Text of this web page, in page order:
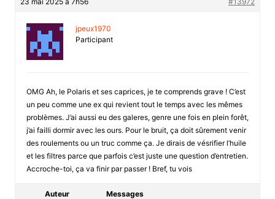
jpeux1970
Participant
OMG Ah, le Polaris et ses caprices, je te comprends grave ! C’est
un peu comme une ex qui revient tout le temps avec les mêmes
problèmes. J’ai aussi eu des galeres, genre une fois en plein forêt,
j’ai failli dormir avec les ours. Pour le bruit, ça doit sûrement venir
des roulements ou un truc comme ça. Je dirais de vésrifier l’huile
et les filtres parce que parfois c’est juste une question d’entretien.
Accroche-toi, ça va finir par passer ! Bref, tu vois
Auteur Messages